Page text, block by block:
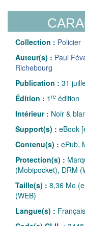
Collection : Policier
Auteur(s) : Paul
Richebourg
Publication : 31
Édition : 1 re édition
Intérieur : Noir &
Support(s) : eBook
Contenu(s) : ePub,
Protection(s) :
(Mobipocket), DRM
Taille(s) : 8,36 Mo
(WEB)
Langue(s) : Français